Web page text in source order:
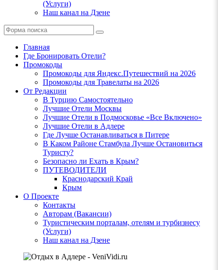
(Услуги)
Наш канал на Дзене
Поиск
Главная
Где Бронировать Отели?
Промокоды
Промокоды для Яндекс.Путешествий на 2026
Промокоды для Травелаты на 2026
От Редакции
В Турцию Самостоятельно
Лучшие Отели Москвы
Лучшие Отели в Подмосковье «Все Включено»
Лучшие Отели в Адлере
Где Лучше Останавливаться в Питере
В Каком Районе Стамбула Лучше Остановиться
Туристу?
Безопасно ли Ехать в Крым?
ПУТЕВОДИТЕЛИ
Краснодарский Край
Крым
О Проекте
Контакты
Авторам (Вакансии)
Туристическим порталам, отелям и турбизнесу
(Услуги)
Наш канал на Дзене